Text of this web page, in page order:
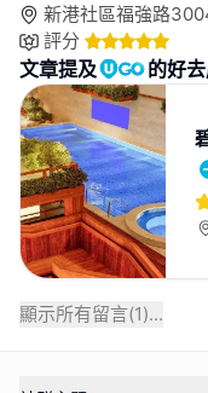
新港社區福強路
評分
文章提及 的好
顯示所有留言(1)...